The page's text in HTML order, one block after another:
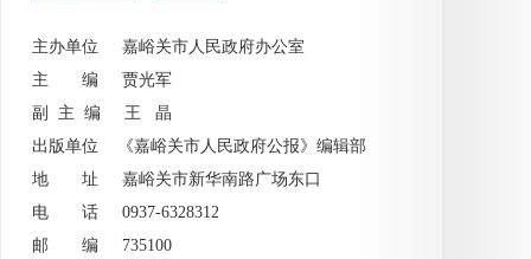
主办单位 嘉峪关市人民政府办公室
主 编 贾光军
副 主 编 王 晶
出版单位 《嘉峪关市人民政府公报》编辑部
地 址 嘉峪关市新华南路广场东口
电 话 0937-6328312
邮 编 735100